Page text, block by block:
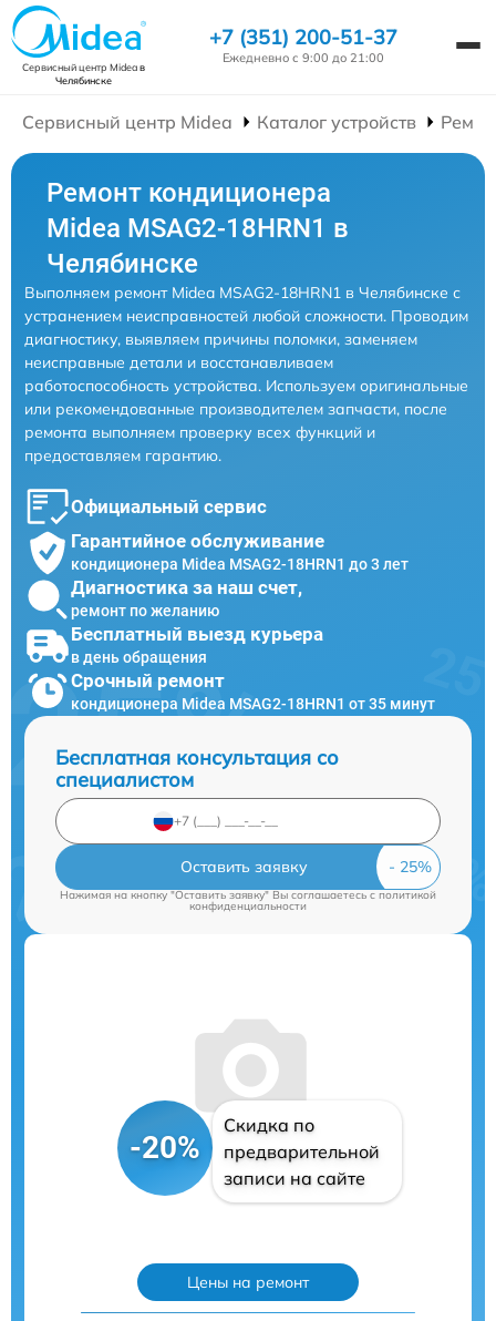
Сервисный центр Mideaв
Челябинске
+7 (351) 200-51-37
Ежедневно с 9:00 до 21:00
Сервисный центр Midea Каталог устройств
Ремонт кондиционера
Midea MSAG2-18HRN1 в
Челябинске
Выполняем ремонт Midea MSAG2-18HRN1 в Челябинске с
устранением неисправностей любой сложности. Проводим
диагностику, выявляем причины поломки, заменяем
неисправные детали и восстанавливаем
работоспособность устройства. Используем оригинальные
или рекомендованные производителем запчасти, после
ремонта выполняем проверку всех функций и
предоставляем гарантию.
Официальный сервис
Гарантийное обслуживание
кондиционера Midea MSAG2-18HRN1 до 3 лет
Диагностика за наш счет,
ремонт по желанию
Бесплатный выезд курьера
в день обращения
Срочный ремонт
кондиционера Midea MSAG2-18HRN1 от 35 минут
Бесплатная консультация со
специалистом
Оставить заявку
Нажимая на кнопку "Оставить заявку" Вы соглашаетесь cполитикой
конфиденциальности
-20%
Скидка по
предварительной
записи на сайте
Цены на ремонт